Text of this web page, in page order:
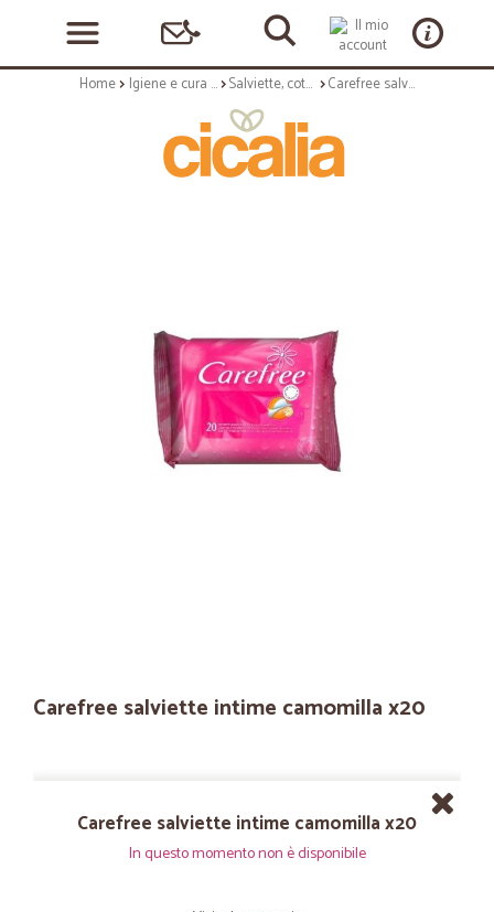
Home Igiene e cura personale Salviette, cotone e assorbenti Carefree salviette intime camomilla x20
Carefree salviette intime camomilla x20
Carefree salviette intime camomilla x20
In questo momento non è disponibile